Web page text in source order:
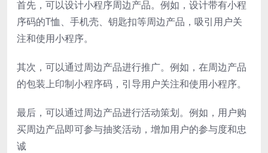
首先，可以设计小程序周边产品。例如，设计带有小程
序码的T恤、手机壳、钥匙扣等周边产品，吸引用户关
注和使用小程序。
其次，可以通过周边产品进行推广。例如，在周边产品
的包装上印制小程序码，引导用户关注和使用小程序。
最后，可以通过周边产品进行活动策划。例如，用户购
买周边产品即可参与抽奖活动，增加用户的参与度和忠
诚